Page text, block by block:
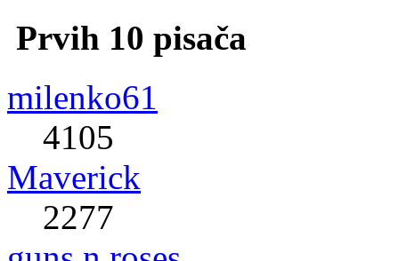
Prvih 10 pisača
milenko61
4105
Maverick
2277